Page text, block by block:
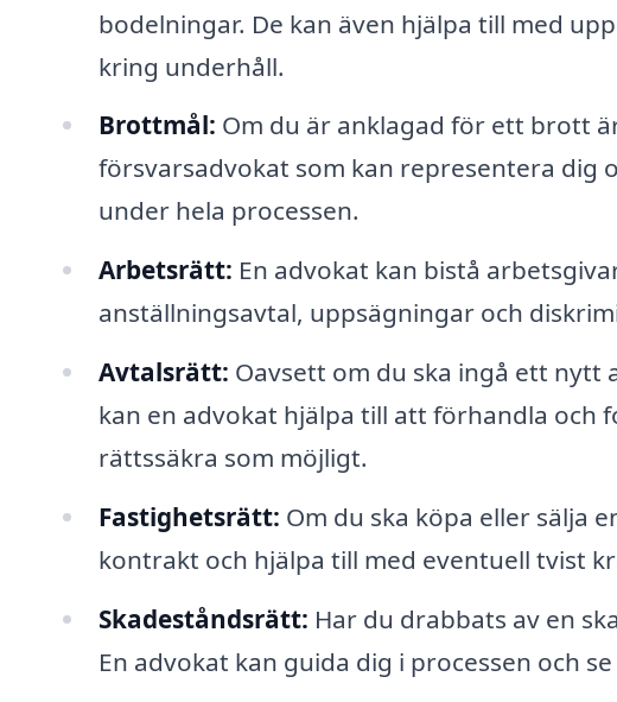
bodelningar. De kan även hjälpa till med
kring underhåll.
Brottmål: Om du är anklagad för ett brott
försvarsadvokat som kan representera dig
under hela processen.
Arbetsrätt: En advokat kan bistå
anställningsavtal, uppsägningar och
Avtalsrätt: Oavsett om du ska ingå ett
kan en advokat hjälpa till att förhandla och
rättssäkra som möjligt.
Fastighetsrätt: Om du ska köpa eller sälja
kontrakt och hjälpa till med eventuell tvist
Skadeståndsrätt: Har du drabbats av en
En advokat kan guida dig i processen och